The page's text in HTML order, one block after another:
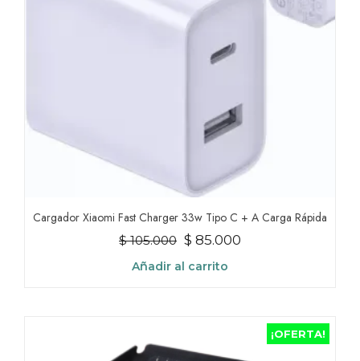
Cargador Xiaomi Fast Charger 33w Tipo C + A Carga Rápida
$105.000 El
precio
$ 85.000
$ 85.000.
Añadir al carrito
¡OFERTA!